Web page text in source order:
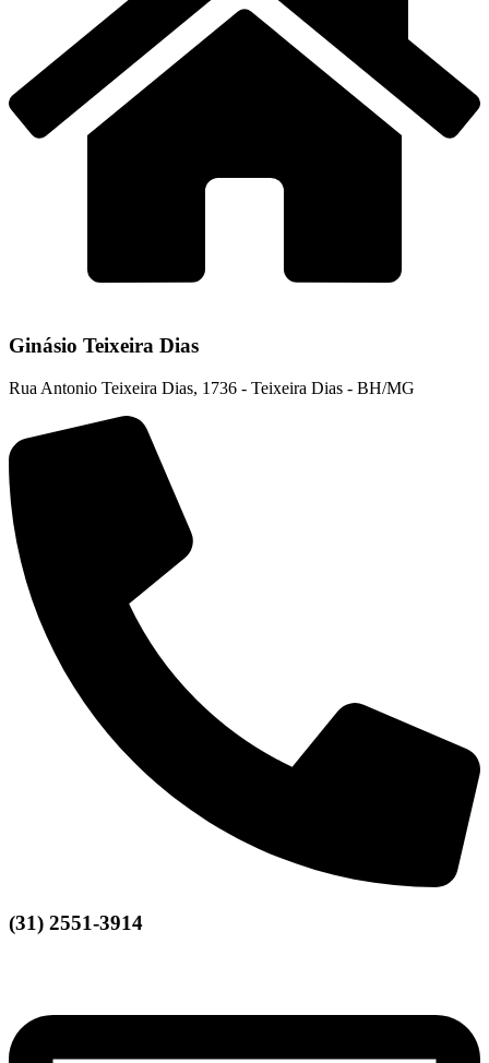
Ginásio Teixeira Dias
Rua Antonio Teixeira Dias, 1736 - Teixeira Dias - BH/MG
(31) 2551-3914